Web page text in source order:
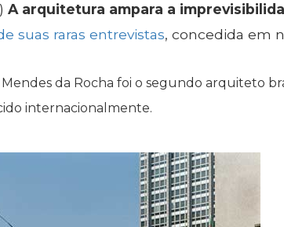
A arquitetura ampara a
suas raras entrevistas, concedida em
da Rocha foi o segundo arquiteto
internacionalmente.